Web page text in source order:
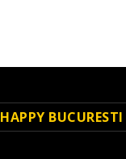
HAPPY